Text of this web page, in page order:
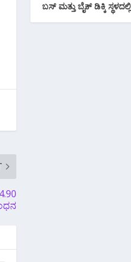
ಬಸ್ ಮತ್ತು ಬೈಕ್ ಡಿಕ್ಕಿ